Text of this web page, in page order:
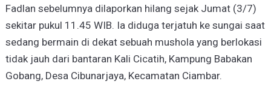
Fadlan sebelumnya dilaporkan hilang sejak Jumat (3/7)
sekitar pukul 11.45 WIB. Ia diduga terjatuh ke sungai saat
sedang bermain di dekat sebuah mushola yang berlokasi
tidak jauh dari bantaran Kali Cicatih, Kampung Babakan
Gobang, Desa Cibunarjaya, Kecamatan Ciambar.